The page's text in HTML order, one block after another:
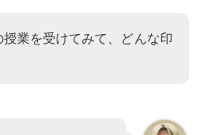
業を受けてみて、どんな印